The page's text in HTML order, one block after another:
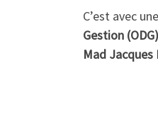
C’est avec
Gestion
Mad Jacques